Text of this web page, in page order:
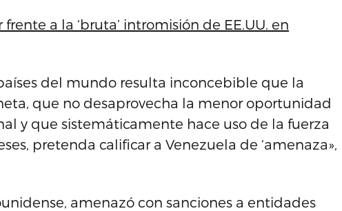
a la ‘bruta’ intromisión de EE.UU. en
del mundo resulta inconcebible que la
que no desaprovecha la menor oportunidad
y que sistemáticamente hace uso de la fuerza
pretenda calificar a Venezuela de ‘amenaza»,
amenazó con sanciones a entidades